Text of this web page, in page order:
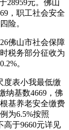
28959元。佛山
，职工社会安全
险。
佛山市社会保障
税务部分征收为
。
表小我最低缴
纳基数4669，佛
基养老安全缴费
为6.5%按照
高于9660元详见